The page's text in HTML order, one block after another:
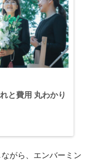
と費用 丸わかり
がら、エンバーミン